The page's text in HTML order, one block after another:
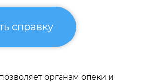
справку
органам опеки и